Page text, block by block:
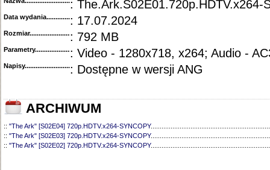
: The.Ark.S02E01.720p.HDTV.x264-
Data wydania......................................
: 17.07.2024
Rozmiar...........................................
: 792 MB
Parametry.........................................: Video - 1280x718, x264; Audio -
Napisy............................................: Dostępne w wersji ANG
ARCHIWUM
:: "The Ark" [S02E04] 720p.HDTV.x264-SYNCOPY
:: "The Ark" [S02E03] 720p.HDTV.x264-SYNCOPY
:: "The Ark" [S02E02] 720p.HDTV.x264-SYNCOPY